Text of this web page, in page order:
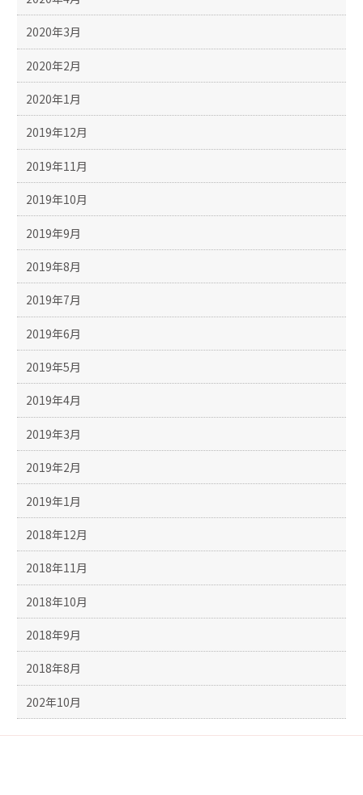
2020年3月
2020年2月
2020年1月
2019年12月
2019年11月
2019年10月
2019年9月
2019年8月
2019年7月
2019年6月
2019年5月
2019年4月
2019年3月
2019年2月
2019年1月
2018年12月
2018年11月
2018年10月
2018年9月
2018年8月
202年10月